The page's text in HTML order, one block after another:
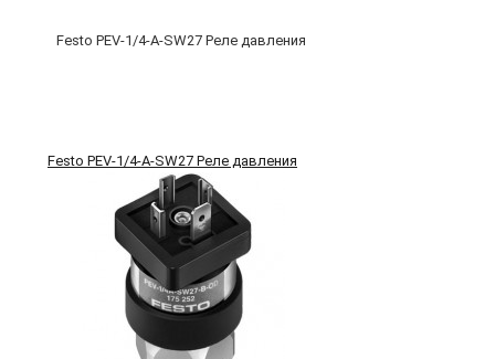
Festo PEV-1/4-A-SW27 Реле давления